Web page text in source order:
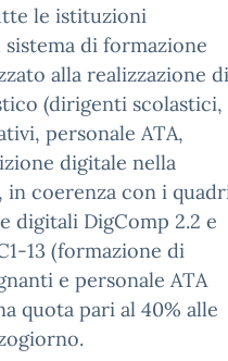
le istituzioni
di formazione
alla realizzazione di
(dirigenti scolastici,
personale ATA,
digitale nella
in coerenza con i
digitali DigComp 2.2 e
13 (formazione di
e personale ATA
quota pari al 40% alle